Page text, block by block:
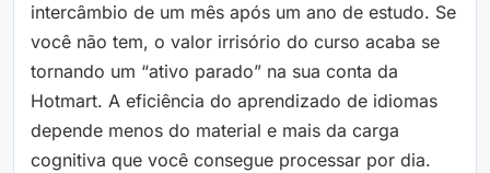
intercâmbio de um mês após um ano de estudo. Se
você não tem, o valor irrisório do curso acaba se
tornando um “ativo parado” na sua conta da
Hotmart. A eficiência do aprendizado de idiomas
depende menos do material e mais da carga
cognitiva que você consegue processar por dia.